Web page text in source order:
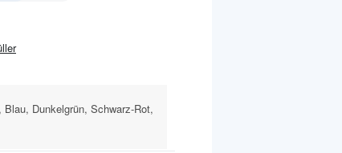
Dunkelgrün, Schwarz-Rot,